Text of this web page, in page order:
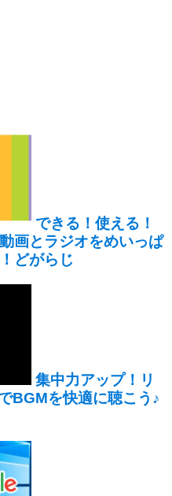
できる！使える！
画とラジオをめいっぱ
どがらじ
集中力アップ！リ
BGMを快適に聴こう♪